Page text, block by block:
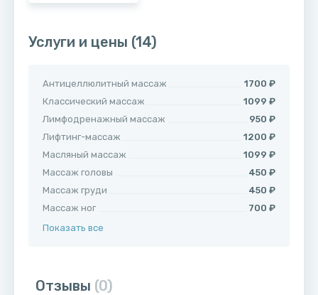
Услуги и цены (14)
Антицеллюлитный массаж
1700 ₽
Классический массаж
1099 ₽
Лимфодренажный массаж
950 ₽
Лифтинг-массаж
1200 ₽
Масляный массаж
1099 ₽
Массаж головы
450 ₽
Массаж груди
450 ₽
Массаж ног
700 ₽
Показать все
Отзывы (0)